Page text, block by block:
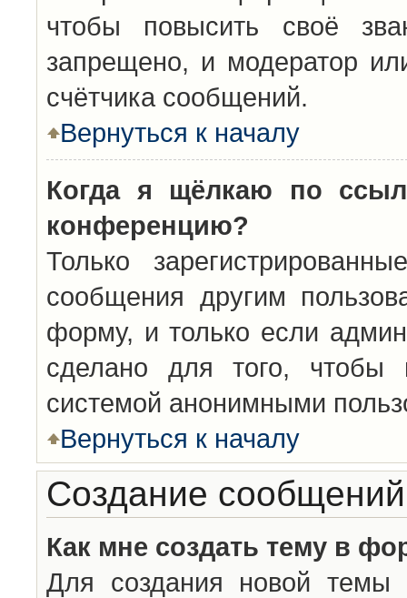
чтобы повысить своё
запрещено, и модератор
счётчика сообщений.
Вернуться к началу
Когда я щёлкаю по
конференцию?
Только
сообщения другим
форму, и только если
сделано для того, чтобы
системой анонимными
Вернуться к началу
Создание сообщений
Как мне создать тему в
Для создания новой темы